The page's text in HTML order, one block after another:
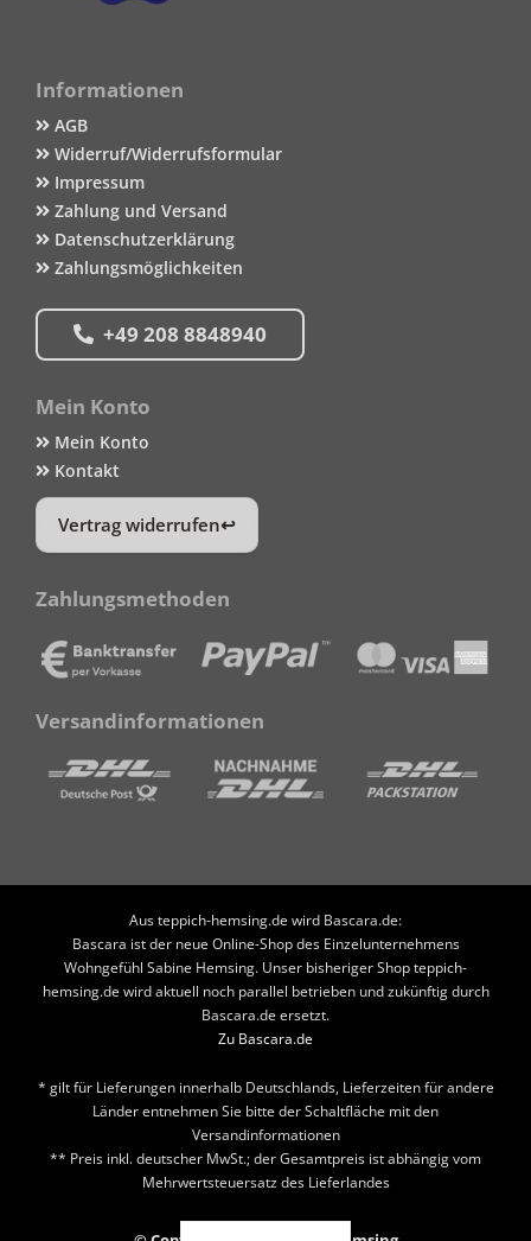
Informationen
AGB
Widerruf/Widerrufsformular
Impressum
Zahlung und Versand
Datenschutzerklärung
Zahlungsmöglichkeiten
+49 208 8848940
Mein Konto
Mein Konto
Kontakt
Vertrag widerrufen
Zahlungsmethoden
Versandinformationen
Aus teppich-hemsing.de wird Bascara.de:
Bascara ist der neue Online-Shop des Einzelunternehmens
Wohngefühl Sabine Hemsing. Unser bisheriger Shop teppich-
hemsing.de wird aktuell noch parallel betrieben und zukünftig durch
Bascara.de ersetzt.
Zu Bascara.de
* gilt für Lieferungen innerhalb Deutschlands, Lieferzeiten für andere
Länder entnehmen Sie bitte der Schaltfläche mit den
Versandinformationen
** Preis inkl. deutscher MwSt.; der Gesamtpreis ist abhängig vom
Mehrwertsteuersatz des Lieferlandes